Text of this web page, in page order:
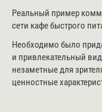
Реальный пример
сети кафе быстрого
Необходимо было
и привлекательный
незаметные для
ценностные